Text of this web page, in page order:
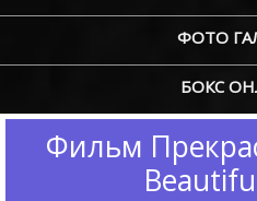
ФОТО
БОКС
Фильм